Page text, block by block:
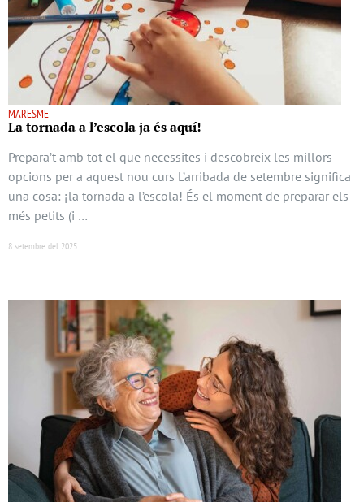
MARESME
La tornada a l’escola ja és aquí!
Prepara’t amb tot el que necessites i descobreix les millors
opcions per a aquest nou curs L’arribada de setembre significa
una cosa: ¡la tornada a l’escola! És el moment de preparar els
més petits (i …
8 setembre del 2025